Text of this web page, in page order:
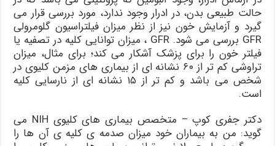
حالت طبیعی بدن، در ادرار وجود ندارد، مورد بررسی قرار می
گیرد و آزمایش خون نیز از نظر میزان فیلتراسیون گلومرولی
GFR بررسی می شود. GFR ، میزان توانایی کلیه در تصفیه یا
فیلتر خون را برای پزشک آشکار می کند؛ برای مثال، میزان
تراوشی کم تر از ۶۰ نشانه ای از بیماری های مزمن کلیوی در
شخص می باشد و کم تر از ۱۵ نشانه ای از نارسایی کلیه
است.
دکتر جفری کوپ – متخصص بیماری های کلیوی NIH می
گوید: من به بیماران خود میزان صدمه ی کلیه ی آن ها را